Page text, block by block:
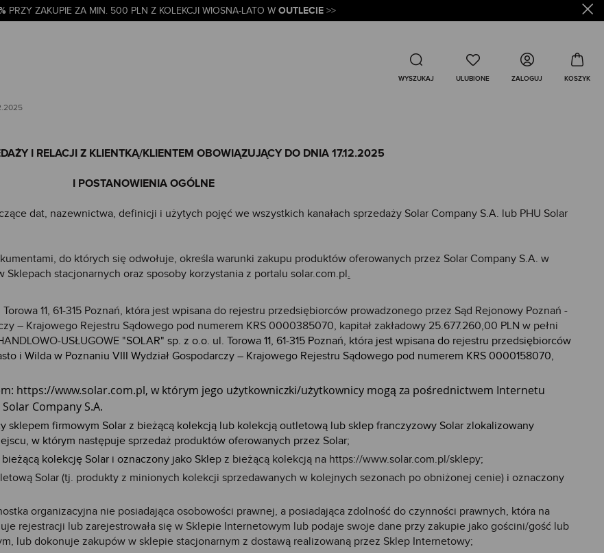
PRZY ZAKUPIE ZA MIN. 500 PLN Z KOLEKCJI WIOSNA-LATO W OUTLECIE >>
ZALOGUJ
I RELACJI Z KLIENTKĄ/KLIENTEM OBOWIĄZUJĄCY DO DNIA 17.12.2025
I POSTANOWIENIA OGÓLNE
dat, nazewnictwa, definicji i użytych pojęć we wszystkich kanałach sprzedaży Solar Company S.A. lub PHU Solar
do których się odwołuje, określa warunki zakupu produktów oferowanych przez Solar Company S.A. w
Sklepach stacjonarnych oraz sposoby korzystania z portalu solar.com.pl.
11, 61-315 Poznań, która jest wpisana do rejestru przedsiębiorców prowadzonego przez Sąd Rejonowy Poznań -
– Krajowego Rejestru Sądowego pod numerem KRS 0000385070, kapitał zakładowy 25.677.260,00 PLN w pełni
USŁUGOWE "SOLAR" sp. z o.o. ul. Torowa 11, 61-315 Poznań, która jest wpisana do rejestru przedsiębiorców
i Wilda w Poznaniu VIII Wydział Gospodarczy – Krajowego Rejestru Sądowego pod numerem KRS 0000158070,
https://www.solar.com.pl, w którym jego użytkowniczki/użytkownicy mogą za pośrednictwem Internetu
Company S.A.
sklepem firmowym Solar z bieżącą kolekcją lub kolekcją outletową lub sklep franczyzowy Solar zlokalizowany
w którym następuje sprzedaż produktów oferowanych przez Solar;
kolekcję Solar i oznaczony jako Sklep z bieżącą kolekcją na https://www.solar.com.pl/sklepy;
Solar (tj. produkty z minionych kolekcji sprzedawanych w kolejnych sezonach po obniżonej cenie) i oznaczony
organizacyjna nie posiadająca osobowości prawnej, a posiadająca zdolność do czynności prawnych, która na
rejestracji lub zarejestrowała się w Sklepie Internetowym lub podaje swoje dane przy zakupie jako gościni/gość lub
lub dokonuje zakupów w sklepie stacjonarnym z dostawą realizowaną przez Sklep Internetowy;